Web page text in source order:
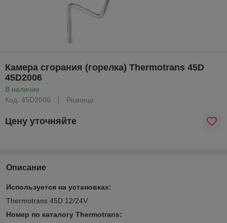
Камера сгорания (горелка) Thermotrans 45D
45D2006
В наличии
Код: 45D2006
Розница
Цену уточняйте
Описание
Используется на установках:
Thermotrans 45D 12/24V
Номер по каталогу Thermotrans: